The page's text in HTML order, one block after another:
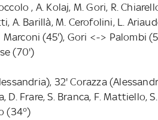
, A. Kolaj, M. Gori, R.
A. Barillà, M. Cerofolini, L.
(45'), Gori <-> Palombi
(70')
32' Corazza
D. Frare, S. Branca, F. Mattiello,
(34°)